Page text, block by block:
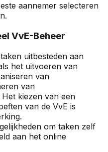
aannemer selecteren
VvE-Beheer
uitbesteden aan
het uitvoeren van
van
van
kiezen van een
van de VvE is
om taken zelf
aan het online